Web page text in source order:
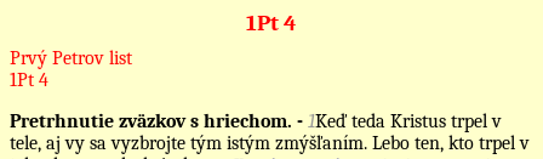
1Pt 4
Prvý Petrov list
1Pt 4
Pretrhnutie zväzkov s hriechom. - 1Keď teda Kristus trpel v
tele, aj vy sa vyzbrojte tým istým zmýšľaním. Lebo ten, kto trpel v